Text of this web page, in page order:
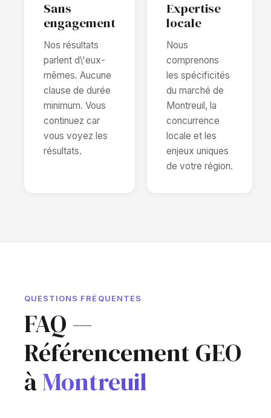
Sans
engagement
Nos résultats
parlent d\'eux-
mêmes. Aucune
clause de durée
minimum. Vous
continuez car
vous voyez les
résultats.
Expertise
locale
Nous
comprenons
les spécificités
du marché de
Montreuil, la
concurrence
locale et les
enjeux uniques
de votre région.
QUESTIONS FRÉQUENTES
FAQ —
Référencement GEO
àMontreuil